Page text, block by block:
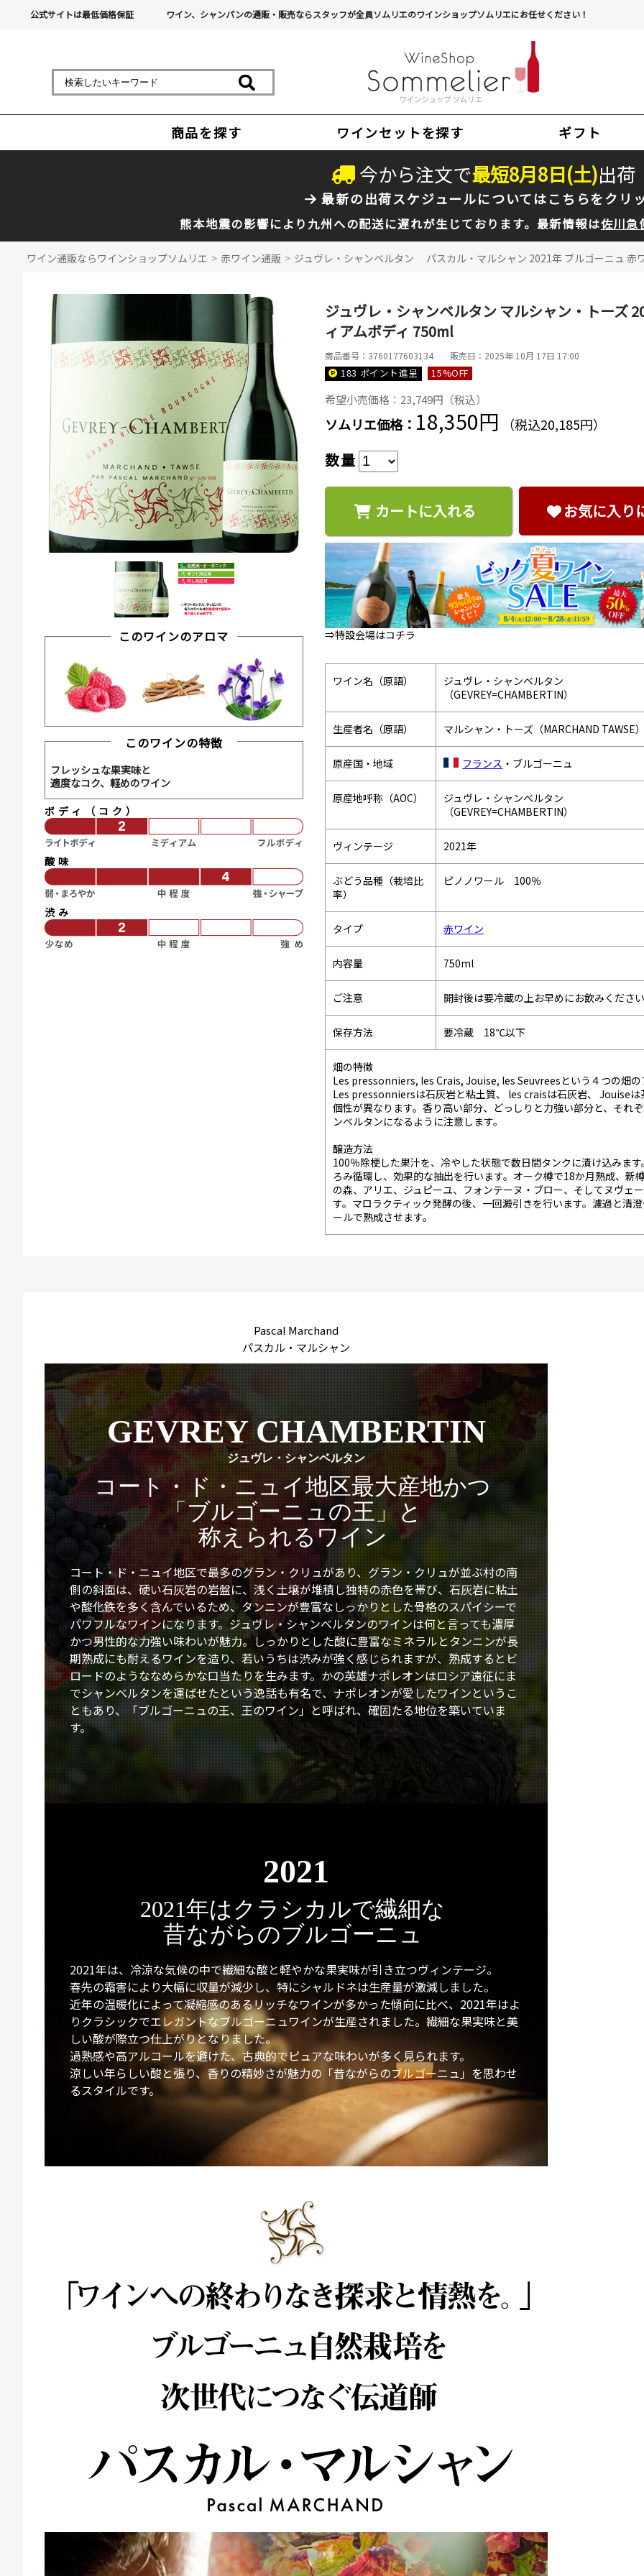
公式サイトは最低価格保証 ワイン、シャンパンの通販・販売ならスタッフが全員ソムリエのワインショップソムリエにお任せください！
商品を探す ワインセットを探す ギフト
今から注文で最短8月8日(土)出荷
最新の出荷スケジュールについてはこちらをクリ
熊本地震の影響により九州への配送に遅れが生じております。最新情報は佐川急
ワイン通販ならワインショップソムリエ > 赤ワイン通販 > ジュヴレ・シャンベルタン パスカル・マルシャン 2021年 ブルゴーニュ 赤
このワインのアロマ
このワインの特徴
フレッシュな果実味と
適度なコク、軽めのワイン
ボディ（コク）
酸味
渋み
ジュヴレ・シャンベルタン マルシャン・トーズ
ィアムボディ 750ml
商品番号：3760177603134 販売日：2025年 10月 17日 17:00
183 ポイント進呈 15%OFF
希望小売価格：23,749円（税込）
ソムリエ価格： 18,350円 （税込20,185円）
数量
カートに入れる お気に入り
⇒特設会場はコチラ
ワイン名（原語）
ジュヴレ・シャンベルタン
（GEVREY=CHAMBERTIN）
生産者名（原語） マルシャン・トーズ（MARCHAND TAWSE
原産国・地域 フランス ・ブルゴーニュ
原産地呼称（AOC）
ジュヴレ・シャンベルタン
（GEVREY=CHAMBERTIN）
ヴィンテージ 2021年
ぶどう品種（栽培比
率）
ピノノワール 100％
タイプ 赤ワイン
内容量 750ml
ご注意 開封後は要冷蔵の上お早めにお飲みくださ
保存方法 要冷蔵 18℃以下
畑の特徴
Les pressonniers, les Crais, Jouise, les Seuvreesという４つの畑の
Les pressonniersは石灰岩と粘土質、 les craisは石灰岩、 Jouise
個性が異なります。香り高い部分、どっしりと力強い部分と、それ
ンベルタンになるように注意します。
醸造方法
100％除梗した果汁を、冷やした状態で数日間タンクに漬け込みま
ろみ循環し、効果的な抽出を行います。オーク樽で18か月熟成、
の森、アリエ、ジュピーユ、フォンテーヌ・ブロー、そしてヌヴェ
す。マロラクティック発酵の後、一回澱引きを行います。濾過と清
ールで熟成させます。
Pascal Marchand
パスカル・マルシャン
GEVREY CHAMBERTIN
ジュヴレ・シャンベルタン
コート・ド・ニュイ地区最大産地かつ
「ブルゴーニュの王」と
称えられるワイン
コート・ド・ニュイ地区で最多のグラン・クリュがあり、グラン・クリュが並ぶ村の南
側の斜面は、硬い石灰岩の岩盤に、浅く土壌が堆積し独特の赤色を帯び、石灰岩に粘土
や酸化鉄を多く含んでいるため、タンニンが豊富なしっかりとした骨格のスパイシーで
パワフルなワインになります。ジュヴレ・シャンベルタンのワインは何と言っても濃厚
かつ男性的な力強い味わいが魅力。しっかりとした酸に豊富なミネラルとタンニンが長
期熟成にも耐えるワインを造り、若いうちは渋みが強く感じられますが、熟成するとビ
ロードのようななめらかな口当たりを生みます。かの英雄ナポレオンはロシア遠征にま
でシャンベルタンを運ばせたという逸話も有名で、ナポレオンが愛したワインというこ
ともあり、「ブルゴーニュの王、王のワイン」と呼ばれ、確固たる地位を築いていま
す。
2021
2021年はクラシカルで繊細な
昔ながらのブルゴーニュ
2021年は、冷涼な気候の中で繊細な酸と軽やかな果実味が引き立つヴィンテージ。
春先の霜害により大幅に収量が減少し、特にシャルドネは生産量が激減しました。
近年の温暖化によって凝縮感のあるリッチなワインが多かった傾向に比べ、2021年はよ
りクラシックでエレガントなブルゴーニュワインが生産されました。繊細な果実味と美
しい酸が際立つ仕上がりとなりました。
過熟感や高アルコールを避けた、古典的でピュアな味わいが多く見られます。
涼しい年らしい酸と張り、香りの精妙さが魅力の「昔ながらのブルゴーニュ」を思わせ
るスタイルです。